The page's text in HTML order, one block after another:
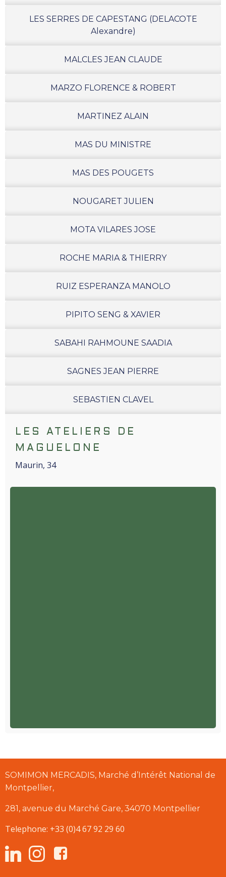
LES SERRES DE CAPESTANG (DELACOTE
Alexandre)
MALCLES JEAN CLAUDE
MARZO FLORENCE & ROBERT
MARTINEZ ALAIN
MAS DU MINISTRE
MAS DES POUGETS
NOUGARET JULIEN
MOTA VILARES JOSE
ROCHE MARIA & THIERRY
RUIZ ESPERANZA MANOLO
PIPITO SENG & XAVIER
SABAHI RAHMOUNE SAADIA
SAGNES JEAN PIERRE
SEBASTIEN CLAVEL
LES ATELIERS DE
MAGUELONE
Maurin, 34
SOMIMON MERCADIS, Marché d’Intérêt National de
Montpellier,
281, avenue du Marché Gare, 34070 Montpellier
Telephone: +33 (0)4 67 92 29 60